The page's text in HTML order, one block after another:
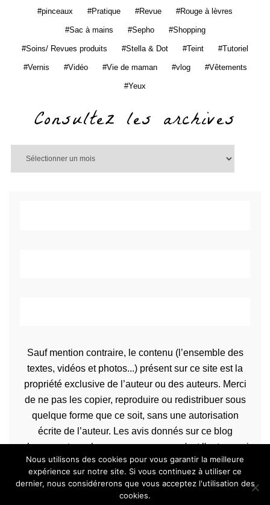
pinceaux Pratique Revue Rouge à lèvres
Sac à mains Sepho Shopping
Soins/ Revues produits Stella & Dot Teint Tutoriel
Vernis Vidéo Vie de maman vlog Vêtements
Yeux
Consultez les archives
Sauf mention contraire, le contenu (l’ensemble des
textes, vidéos et photos...) présent sur ce site est la
propriété exclusive de l’auteur ou des auteurs. Merci
de ne pas les copier, reproduire ou redistribuer sous
quelque forme que ce soit, sans une autorisation
écrite de l’auteur. Les avis donnés sur ce blog
n’engagent que la propre personne qu'est l'auteur qui
les rédige.
Copyrights Bien dans sa peau © 2013-2020 Tous droits réservés
Nous utilisons des cookies pour vous garantir la meilleure
expérience sur notre site. Si vous continuez à utiliser ce
dernier, nous considérerons que vous acceptez l'utilisation des
cookies.